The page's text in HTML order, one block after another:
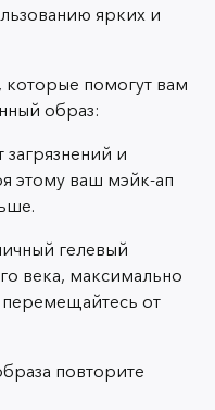
ярких и
которые помогут вам
образ:
загрязнений и
этому ваш мэйк-ап
гелевый
века, максимально
от
повторите